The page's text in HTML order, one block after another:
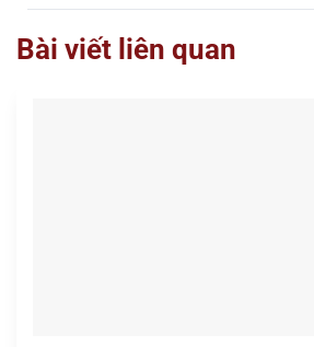
Bài viết liên quan